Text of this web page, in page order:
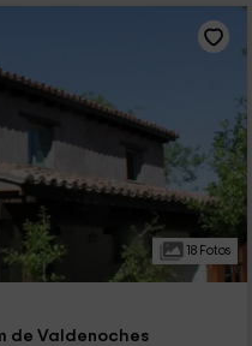
18 Fotos
de Valdenoches